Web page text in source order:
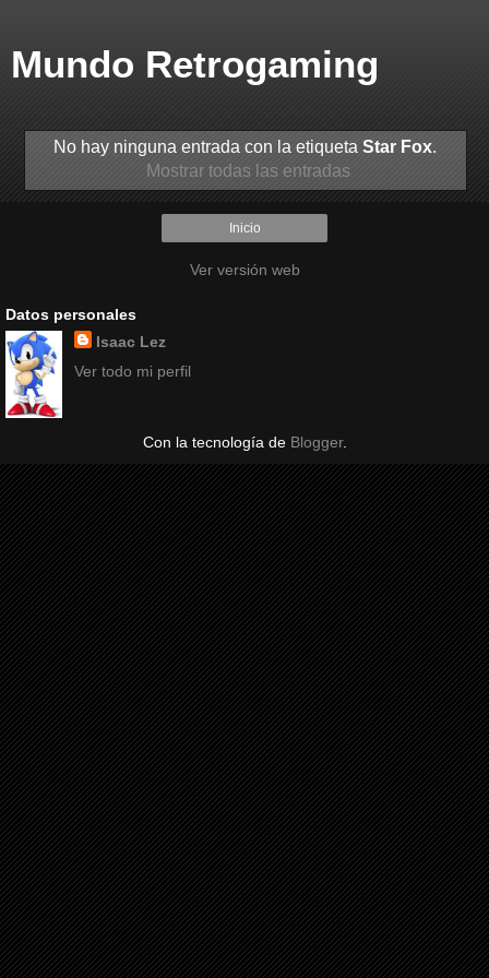
Mundo Retrogaming
No hay ninguna entrada con la etiqueta Star Fox.
Mostrar todas las entradas
Inicio
Ver versión web
Datos personales
Isaac Lez
Ver todo mi perfil
Con la tecnología de Blogger.